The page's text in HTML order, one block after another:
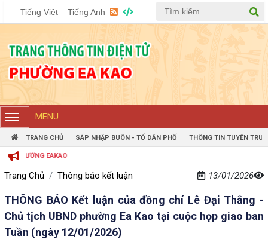
Tiếng Việt Tiếng Anh
MENU
TRANG CHỦ SÁP NHẬP BUÔN - TỔ DÂN PHỐ THÔNG TIN TUYÊN
EAKAO
Trang Chủ Thông báo kết luận 13/01/2026
THÔNG BÁO Kết luận của đồng chí Lê Đại Thắng -
Chủ tịch UBND phường Ea Kao tại cuộc họp giao ban
Tuần (ngày 12/01/2026)